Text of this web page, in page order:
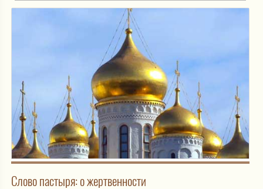
Слово пастыря: о жертвенности